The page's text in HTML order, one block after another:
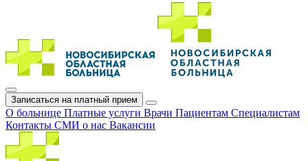
Записаться на платный прием
О больнице Платные услуги Врачи Пациентам Специалистам
Контакты СМИ о нас Вакансии